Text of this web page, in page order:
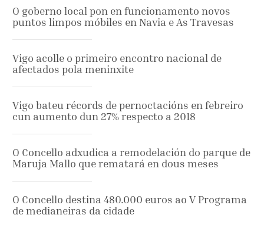
O goberno local pon en funcionamento novos
puntos limpos móbiles en Navia e As Travesas
Vigo acolle o primeiro encontro nacional de
afectados pola meninxite
Vigo bateu récords de pernoctacións en febreiro
cun aumento dun 27% respecto a 2018
O Concello adxudica a remodelación do parque de
Maruja Mallo que rematará en dous meses
O Concello destina 480.000 euros ao V Programa
de medianeiras da cidade